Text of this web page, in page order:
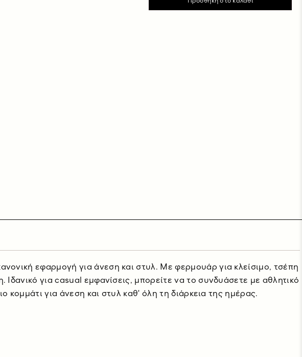
εφαρμογή για άνεση και στυλ. Με φερμουάρ για κλείσιμο, τσέπη
για casual εμφανίσεις, μπορείτε να το συνδυάσετε με αθλητικό
κομμάτι για άνεση και στυλ καθ' όλη τη διάρκεια της ημέρας.